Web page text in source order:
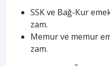
SSK ve Bağ-Kur
zam.
Memur ve memur
zam.